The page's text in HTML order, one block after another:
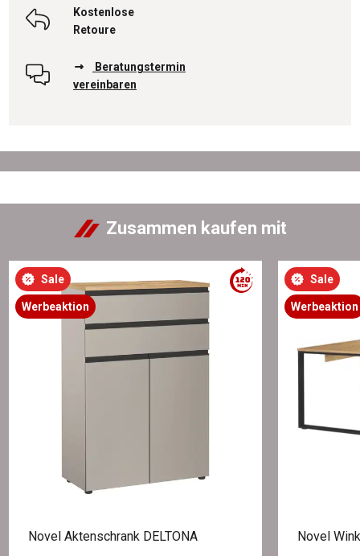
Kostenlose
Retoure
Beratungstermin
vereinbaren
Zusammen kaufen mit
Sale
Werbeaktion
Novel Aktenschrank DELTONA
Sale
Werbeaktion
Novel